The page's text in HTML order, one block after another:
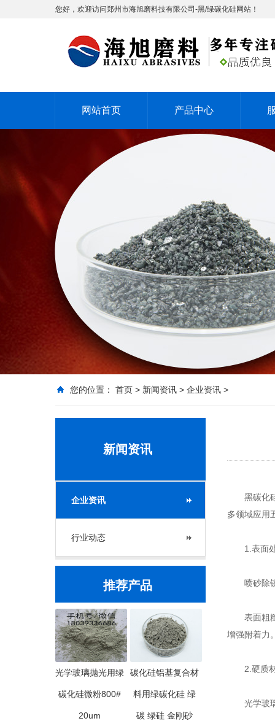
您好，欢迎访问郑州市海旭磨料技有限公司-黑/绿碳化硅网站！
网站首页 产品中心
您的位置： 首页 > 新闻资讯 > 企业资讯 >
新闻资讯
企业资讯
行业动态
推荐产品
光学玻璃抛光用绿
碳化硅微粉800#
20um
碳化硅铝基复合材
料用绿碳化硅 绿
碳 绿硅 金刚砂
黑碳化
多领域应用
1.表面
喷砂除锈
表面粗糙
增强附着力
2.硬质材
光学玻璃